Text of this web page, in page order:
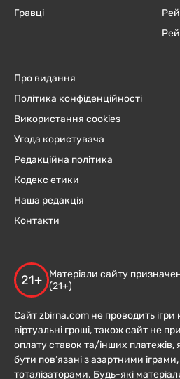
Гравці
Про видання
Політика конфіденційності
Використання cookies
Угода користувача
Редакційна політика
Кодекс етики
Наша редакція
Контакти
21+
Матеріали сайту
(21+)
Сайт zbirna.com не проводить ігри
віртуальні гроші, також сайт не
оплату ставок та/інших платежів,
бути пов’язані з азартними
тоталізаторами. Будь-які